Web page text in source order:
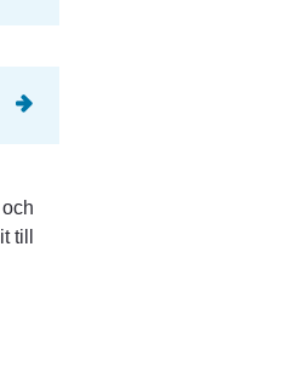
till